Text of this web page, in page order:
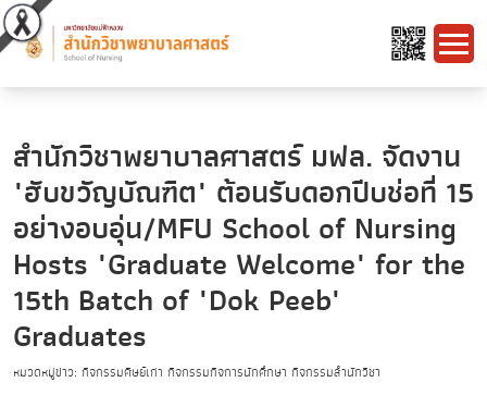
สำนักวิชาพยาบาลศาสตร์ มฟล. จัดงาน
"ฮับขวัญบัณฑิต" ต้อนรับดอกปีบช่อที่ 15
อย่างอบอุ่น/MFU School of Nursing
Hosts "Graduate Welcome" for the
15th Batch of "Dok Peeb"
Graduates
หมวดหมู่ข่าว: กิจกรรมศิษย์เก่า กิจกรรมกิจการนักศึกษา กิจกรรมสำนักวิชา